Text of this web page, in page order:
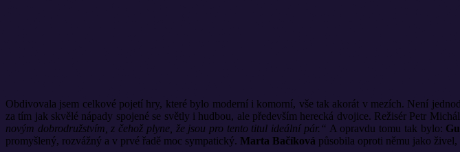
Obdivovala jsem celkové pojetí hry, které bylo moderní i komorní, vše tak akorát v mezích. Není
za tím jak skvělé nápady spojené se světly i hudbou, ale především herecká dvojice. Režisér Petr
novým dobrodružstvím, z čehož plyne, že jsou pro tento titul ideální pár.“ A opravdu tomu tak bylo:
promyšlený, rozvážný a v prvé řadě moc sympatický. Marta Bačíková působila oproti němu jako